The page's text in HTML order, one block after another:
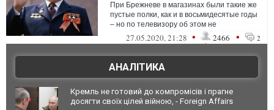
При Брежневе в магазинах были такие же
пустые полки, как и в восьмидесятые годы
– но по телевизору об этом не
рассказывали, предпочитая показывать
бес...
27.05.2020, 21:28 • 2466 • 2
АНАЛІТИКА
Кремль не готовий до компромісів і прагне
досягти своїх цілей війною, - Foreign Affairs